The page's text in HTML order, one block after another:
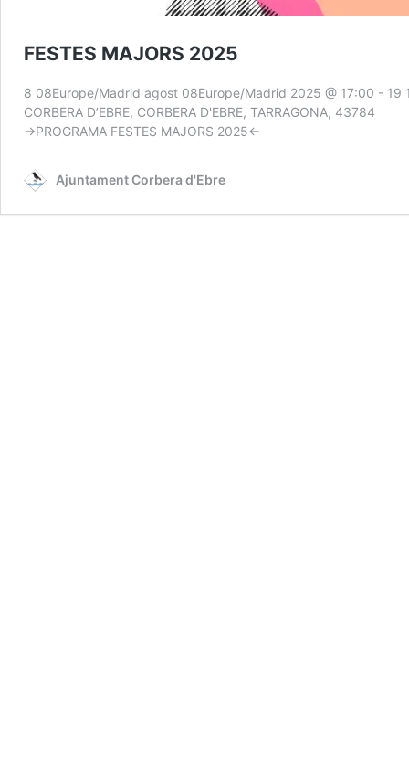
FESTES MAJORS 2025
8 08Europe/Madrid agost 08Europe/Madrid 2025 @ 17:00 - 19
CORBERA D’EBRE, CORBERA D'EBRE, TARRAGONA, 43784
→PROGRAMA FESTES MAJORS 2025←
Ajuntament Corbera d'Ebre